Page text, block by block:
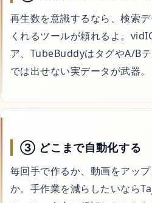
再生数を意識するなら、検索
くれるツールが頼れるよ。
ア、TubeBuddyはタグやA/B
では出せない実データが武器。
③ どこまで自動化する
毎回手で作るか、動画をアッ
か。手作業を減らしたいなら